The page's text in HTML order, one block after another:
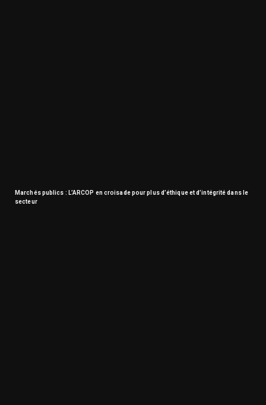
Marchés publics : L’ARCOP en croisade pour plus d’éthique et d’intégrité dans le
secteur